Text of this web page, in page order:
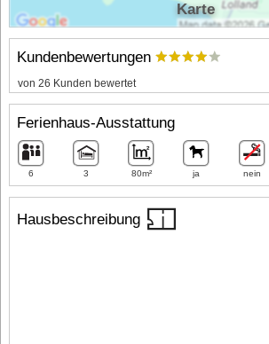
Hausbeschreibung
Kundenbewertungen
von 26 Kunden bewertet
Ferienhaus-Ausstattung
6 3 80m² ja nein
Karte